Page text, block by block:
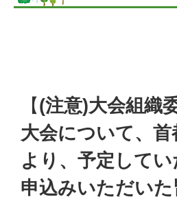
【(注意)大会組織
大会について、
より、予定して
申込みいただい